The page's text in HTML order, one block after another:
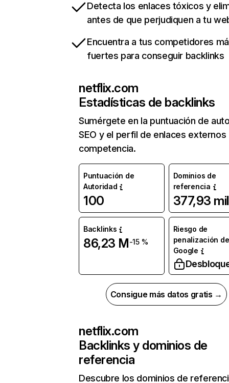
Detecta los enlaces tóxicos y
antes de que perjudiquen a tu
Encuentra a tus competidores
fuertes para conseguir backlinks
netflix.com
Estadísticas de backlinks
Sumérgete en la puntuación de
SEO y el perfil de enlaces externos
competencia.
Puntuación de
Autoridad
100
Dominios de
referencia
377,93 mil
Backlinks
86,23 M-15 %
Riesgo de
penalización de
Google
Consigue más datos gratis →
netflix.com
Backlinks y dominios de
referencia
Descubre los dominios de